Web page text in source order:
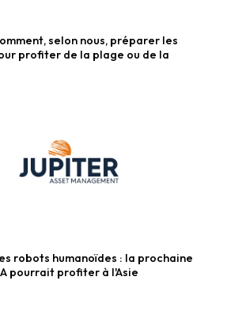
selon nous, préparer les
profiter de la plage ou de la
robots humanoïdes : la prochaine
pourrait profiter à l'Asie